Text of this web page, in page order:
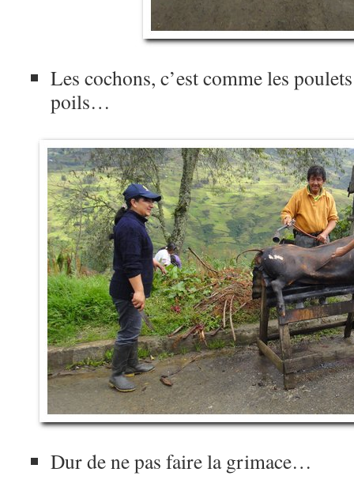
Les cochons, c’est comme les
poils…
Dur de ne pas faire la grimace…